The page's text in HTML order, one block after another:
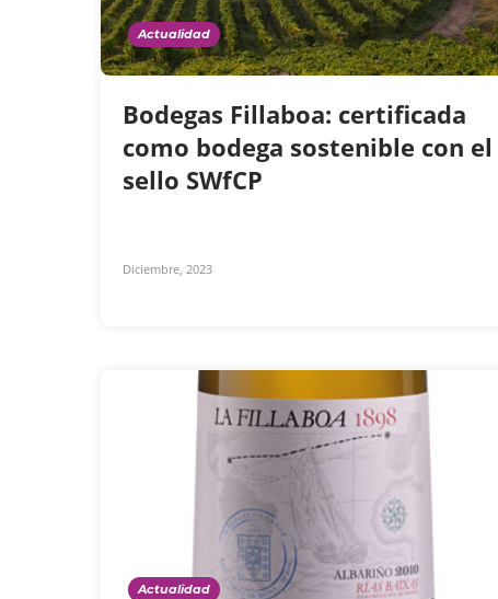
Actualidad
Bodegas Fillaboa: certificada
como bodega sostenible con el
sello SWfCP
Diciembre, 2023
Actualidad